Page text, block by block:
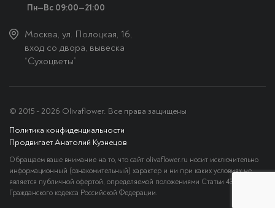
Пн—Вс 09:00—21:00
Москва, ул. Полоцкая, 16,
вход со двора, вывеска
“Сухоцветы”
© 2015 - 2026 Olivaflower. Все права защищены
Политика конфиденциальности
Продвигает Анатолий Кузнецов
Обращаем ваше внимание на то, что сайт olivaflower.ru носит исключительно
информационный (ознакомительный) характер и ни при каких условиях не
является публичной офертой, определяемой положениями Статьи 437
Гражданского кодекса Российской Федерации.